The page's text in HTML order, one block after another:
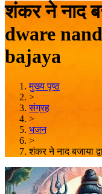
शंकर ने नाद
dware
bajaya
मुख्य पृष्ठ
>
संग्रह
>
भजन
>
शंकर ने नाद बजाया